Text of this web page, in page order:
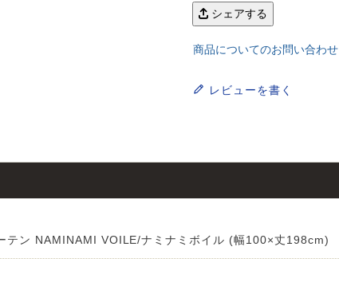
6畳）
ョン
ー）
ェクト
クホーム）
り方
ンとは？
シェアする
商品についてのお問い合わせ
レビューを書く
テン NAMINAMI VOILE/ナミナミボイル (幅100×丈198cm)